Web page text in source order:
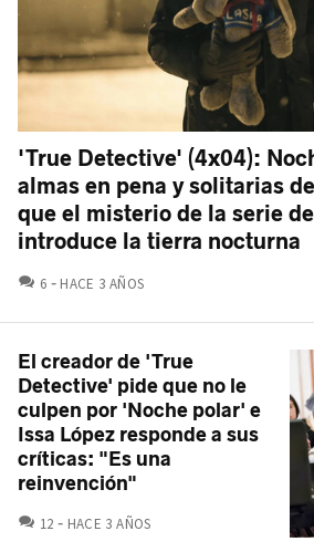
'True Detective' (4x04):
almas en pena y solitarias
que el misterio de la serie
introduce la tierra nocturna
6 COMENTARIOS
HACE 3 AÑOS
El creador de 'True
Detective' pide que no le
culpen por 'Noche polar' e
Issa López responde a sus
críticas: "Es una
reinvención"
12 COMENTARIOS
HACE 3 AÑOS